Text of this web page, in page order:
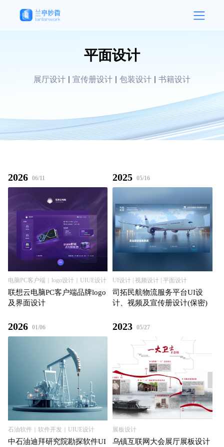
平面设计
展厅设计 宣传册设计 包装设计 书籍设计
2026 06/11
电脑PC客户端｜logo设计｜UIUE设计
联想云电脑PC客户端品牌logo
及界面设计
2025 05/16
UI设计 | 视频设计 | 平面设计
司拓民航物流服务平台UI设
计、视频及宣传册设计(保密)
2026 01/06
石油软件｜软件开发｜UIUE设计
中石油迪拜研究院勘探软件UI
2023 05/27
展板设计
乌镇互联⽹⼤会展厅展板设计